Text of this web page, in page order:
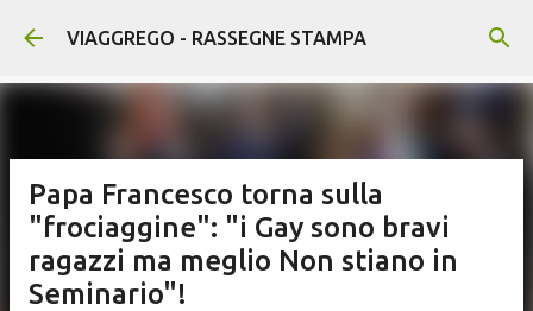
Passa ai contenuti principali
VIAGGREGO - RASSEGNE STAMPA
Papa Francesco torna sulla
"frociaggine": "i Gay sono bravi
ragazzi ma meglio Non stiano in
Seminario"!